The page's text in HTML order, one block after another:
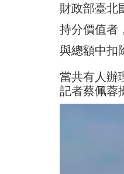
財政部臺北
持分價值者
與總額中扣
當共有人辦
記者蔡佩蓉